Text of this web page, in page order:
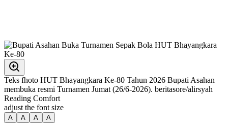
Teks fhoto HUT Bhayangkara Ke-80 Tahun 2026 Bupati Asahan
membuka resmi Turnamen Jumat (26/6-2026). beritasore/alirsyah
Reading Comfort
adjust the font size
A A A A